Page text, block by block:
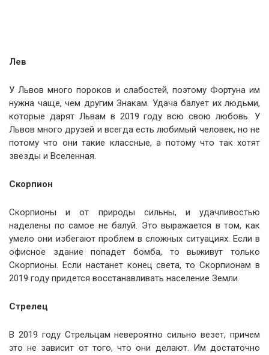
Лев
У Львов много пороков и слабостей, поэтому Фортуна им
нужна чаще, чем другим Знакам. Удача балует их людьми,
которые дарят Львам в 2019 году всю свою любовь. У
Львов много друзей и всегда есть любимый человек, но не
потому что они такие классные, а потому что так хотят
звезды и Вселенная.
Скорпион
Скорпионы и от природы сильны, и удачливостью
наделены по самое не балуй. Это выражается в том, как
умело они избегают проблем в сложных ситуациях. Если в
офисное здание попадет бомба, то выживут только
Скорпионы. Если настанет конец света, то Скорпионам в
2019 году придется восстанавливать население Земли.
Стрелец
В 2019 году Стрельцам невероятно сильно везет, причем
это не зависит от того, что они делают. Им достаточно